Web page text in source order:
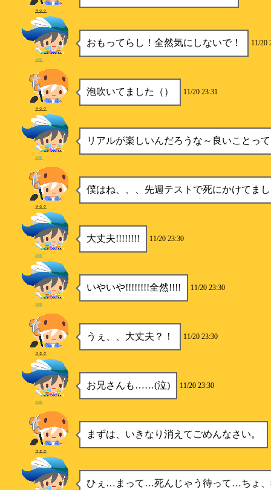
ヲタク
おもってらし！全然気にしないで！ 11/20
水樹
泡吹いてました（） 11/20 23:31
ヲタク
リアルが楽しいんだろうな～良いことって
水樹
僕はね、、、先週テストで死にかけてま
ヲタク
大丈夫!!!!!!!! 11/20 23:30
水樹
いやいや!!!!!!!!全然!!!! 11/20 23:30
水樹
うぇ、、大丈夫？！ 11/20 23:30
ヲタク
お兄さんも……(泣) 11/20 23:30
水樹
まずは、いきなり消えてごめんなさい。
ヲタク
ひぇ…まって…死んじゃう待って…ちょ